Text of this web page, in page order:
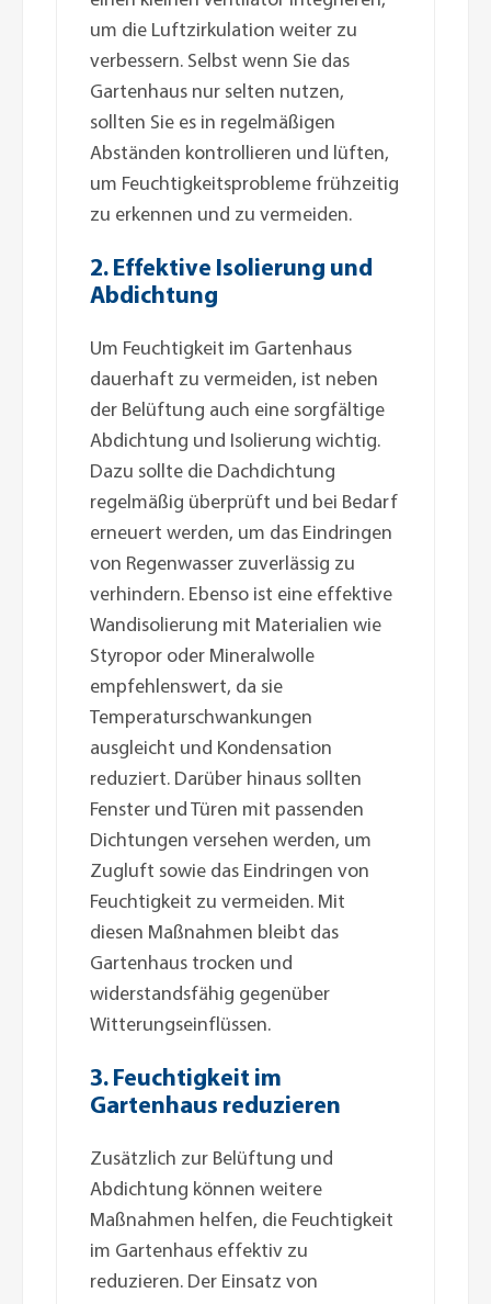
um die Luftzirkulation weiter zu
verbessern. Selbst wenn Sie das
Gartenhaus nur selten nutzen,
sollten Sie es in regelmäßigen
Abständen kontrollieren und lüften,
um Feuchtigkeitsprobleme frühzeitig
zu erkennen und zu vermeiden.
2. Effektive Isolierung und
Abdichtung
Um Feuchtigkeit im Gartenhaus
dauerhaft zu vermeiden, ist neben
der Belüftung auch eine sorgfältige
Abdichtung und Isolierung wichtig.
Dazu sollte die Dachdichtung
regelmäßig überprüft und bei Bedarf
erneuert werden, um das Eindringen
von Regenwasser zuverlässig zu
verhindern. Ebenso ist eine effektive
Wandisolierung mit Materialien wie
Styropor oder Mineralwolle
empfehlenswert, da sie
Temperaturschwankungen
ausgleicht und Kondensation
reduziert. Darüber hinaus sollten
Fenster und Türen mit passenden
Dichtungen versehen werden, um
Zugluft sowie das Eindringen von
Feuchtigkeit zu vermeiden. Mit
diesen Maßnahmen bleibt das
Gartenhaus trocken und
widerstandsfähig gegenüber
Witterungseinflüssen.
3. Feuchtigkeit im
Gartenhaus reduzieren
Zusätzlich zur Belüftung und
Abdichtung können weitere
Maßnahmen helfen, die Feuchtigkeit
im Gartenhaus effektiv zu
reduzieren. Der Einsatz von